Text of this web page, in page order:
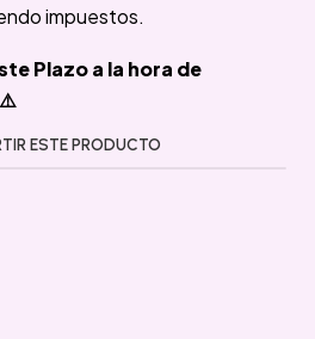
impuestos.
Plazo a la hora de
⚠️
ESTE PRODUCTO